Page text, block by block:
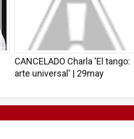
CANCELADO Charla 'El tango:
arte universal' | 29may